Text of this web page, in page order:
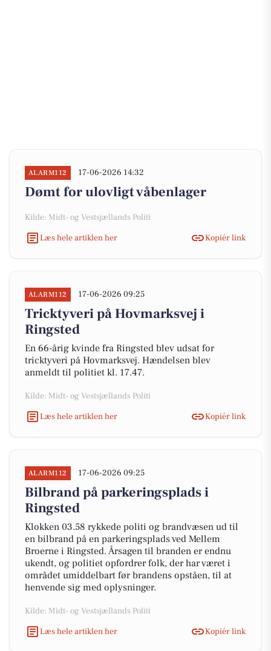
ALARM112 17-06-2026 14:32
Dømt for ulovligt våbenlager
Kilde: Midt- og Vestsjællands Politi
Læs hele artiklen her
Kopiér link
ALARM112 17-06-2026 09:25
Tricktyveri på Hovmarksvej i
Ringsted
En 66-årig kvinde fra Ringsted blev udsat for
tricktyveri på Hovmarksvej. Hændelsen blev
anmeldt til politiet kl. 17.47.
Kilde: Midt- og Vestsjællands Politi
Læs hele artiklen her
Kopiér link
ALARM112 17-06-2026 09:25
Bilbrand på parkeringsplads i
Ringsted
Klokken 03.58 rykkede politi og brandvæsen ud til
en bilbrand på en parkeringsplads ved Mellem
Broerne i Ringsted. Årsagen til branden er endnu
ukendt, og politiet opfordrer folk, der har været i
området umiddelbart før brandens opståen, til at
henvende sig med oplysninger.
Kilde: Midt- og Vestsjællands Politi
Læs hele artiklen her
Kopiér link